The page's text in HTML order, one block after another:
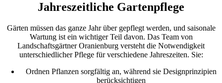
Jahreszeitliche Gartenpflege
Gärten müssen das ganze Jahr über gepflegt werden, und saisonale
Wartung ist ein wichtiger Teil davon. Das Team von
Landschaftsgärtner Oranienburg versteht die Notwendigkeit
unterschiedlicher Pflege für verschiedene Jahreszeiten. Sie:
Ordnen Pflanzen sorgfältig an, während sie Designprinzipien
berücksichtigen